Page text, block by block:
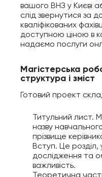
вашого ВНЗ у Києві
слід звернутися за
кваліфікованих
доступною ціною в
надаємо послуги
Магістерська
структура і зміст
Готовий проект
Титульний лист.
назву
прізвище
Вступ. Це
дослідження та
важливість.
Теоретична